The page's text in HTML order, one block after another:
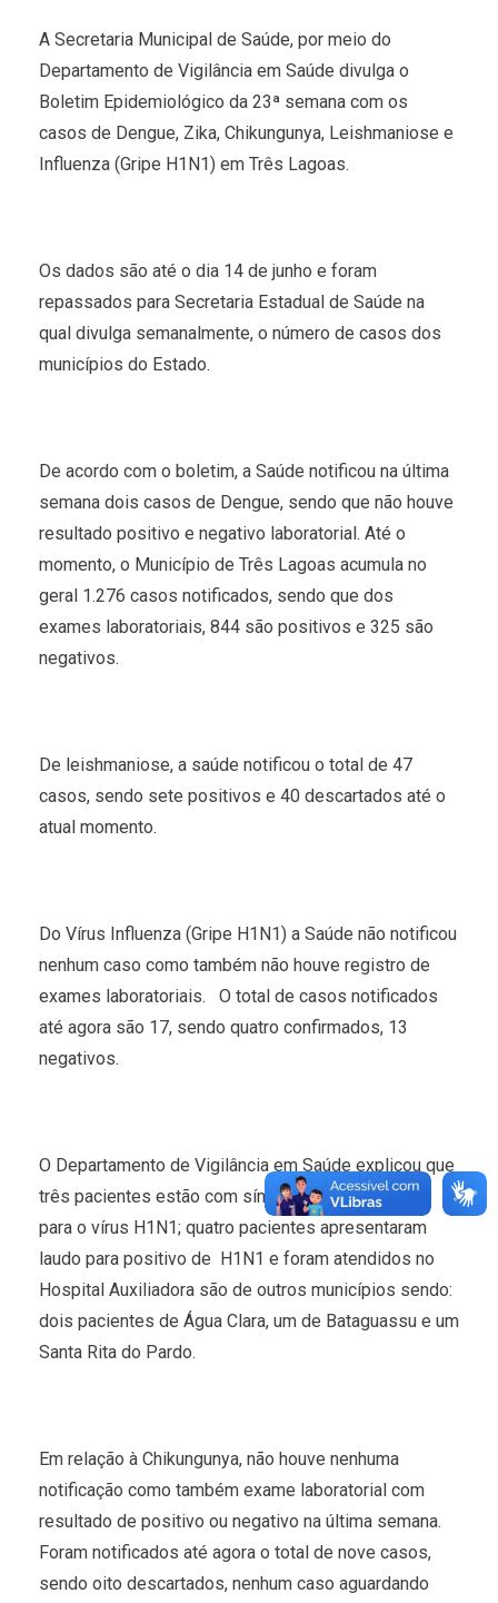
A Secretaria Municipal de Saúde, por meio do
Departamento de Vigilância em Saúde divulga o
Boletim Epidemiológico da 23ª semana com os
casos de Dengue, Zika, Chikungunya, Leishmaniose e
Influenza (Gripe H1N1) em Três Lagoas.
Os dados são até o dia 14 de junho e foram
repassados para Secretaria Estadual de Saúde na
qual divulga semanalmente, o número de casos dos
municípios do Estado.
De acordo com o boletim, a Saúde notificou na última
semana dois casos de Dengue, sendo que não houve
resultado positivo e negativo laboratorial. Até o
momento, o Município de Três Lagoas acumula no
geral 1.276 casos notificados, sendo que dos
exames laboratoriais, 844 são positivos e 325 são
negativos.
De leishmaniose, a saúde notificou o total de 47
casos, sendo sete positivos e 40 descartados até o
atual momento.
Do Vírus Influenza (Gripe H1N1) a Saúde não notificou
nenhum caso como também não houve registro de
exames laboratoriais. O total de casos notificados
até agora são 17, sendo quatro confirmados, 13
negativos.
O Departamento de Vigilância em Saúde explicou que
três pacientes estão com síndrome gripal positivo
para o vírus H1N1; quatro pacientes apresentaram
laudo para positivo de H1N1 e foram atendidos no
Hospital Auxiliadora são de outros municípios sendo:
dois pacientes de Água Clara, um de Bataguassu e um
Santa Rita do Pardo.
Em relação à Chikungunya, não houve nenhuma
notificação como também exame laboratorial com
resultado de positivo ou negativo na última semana.
Foram notificados até agora o total de nove casos,
sendo oito descartados, nenhum caso aguardando